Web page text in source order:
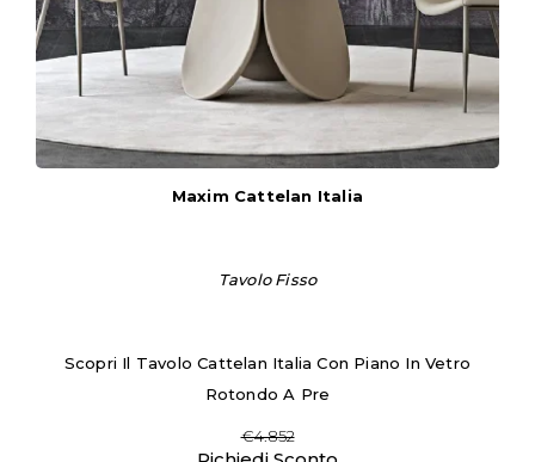
Maxim Cattelan Italia
Tavolo Fisso
Scopri Il Tavolo Cattelan Italia Con Piano In Vetro
Rotondo A Pre
€4.852